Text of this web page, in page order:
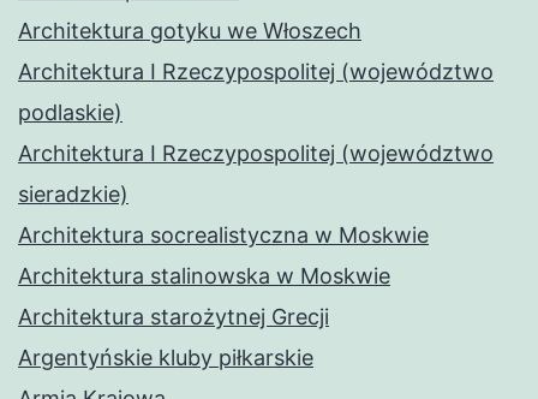
Architektura gotyku we Włoszech
Architektura I Rzeczypospolitej (województwo
podlaskie)
Architektura I Rzeczypospolitej (województwo
sieradzkie)
Architektura socrealistyczna w Moskwie
Architektura stalinowska w Moskwie
Architektura starożytnej Grecji
Argentyńskie kluby piłkarskie